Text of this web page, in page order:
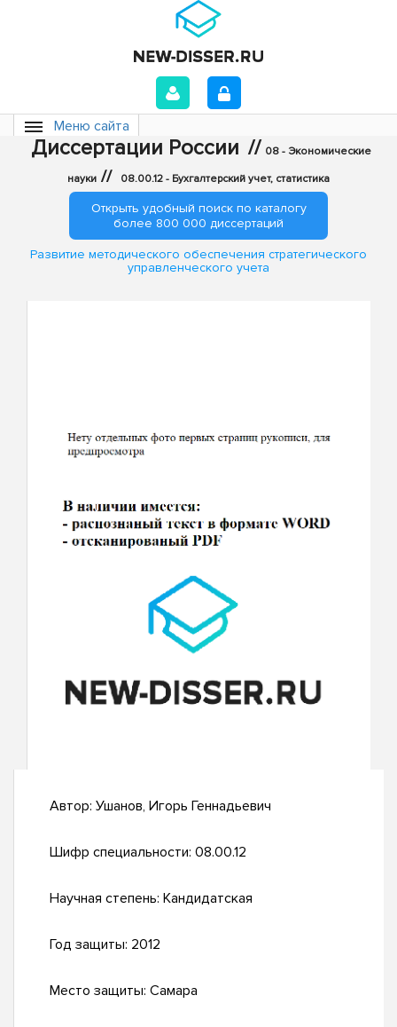
Меню сайта
Диссертации России // 08 - Экономические
науки // 08.00.12 - Бухгалтерский учет, статистика
Открыть удобный поиск по каталогу
более 800 000 диссертаций
Развитие методического обеспечения стратегического
управленческого учета
Автор: Ушанов, Игорь Геннадьевич
Шифр специальности: 08.00.12
Научная степень: Кандидатская
Год защиты: 2012
Место защиты: Самара